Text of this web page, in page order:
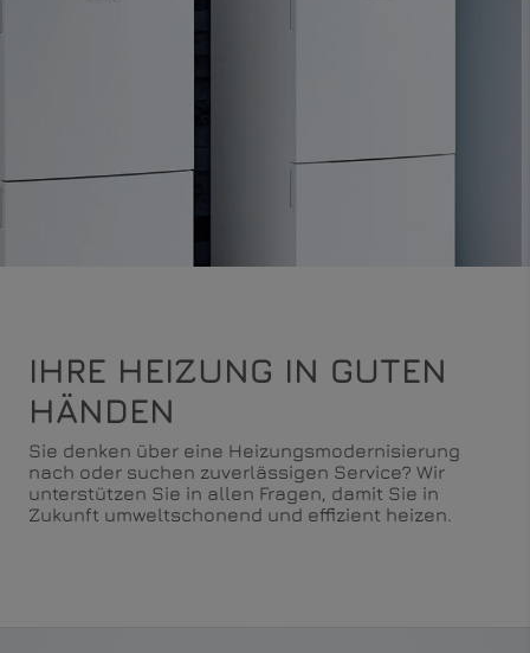
IHRE HEIZUNG IN GUTEN
HÄNDEN
Sie denken über eine Heizungsmodernisierung
nach oder suchen zuverlässigen Service? Wir
unterstützen Sie in allen Fragen, damit Sie in
Zukunft umweltschonend und effizient heizen.